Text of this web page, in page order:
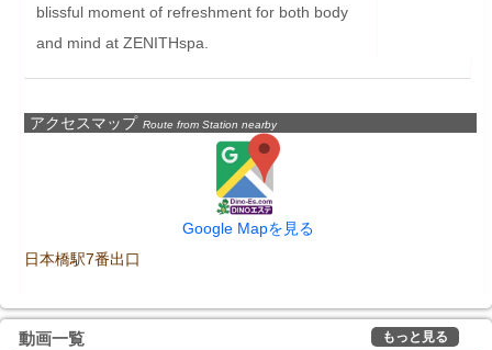
blissful moment of refreshment for both body
and mind at ZENITHspa.
アクセスマップ Route from Station nearby
Google Mapを見る
日本橋駅7番出口
動画一覧 もっと見る